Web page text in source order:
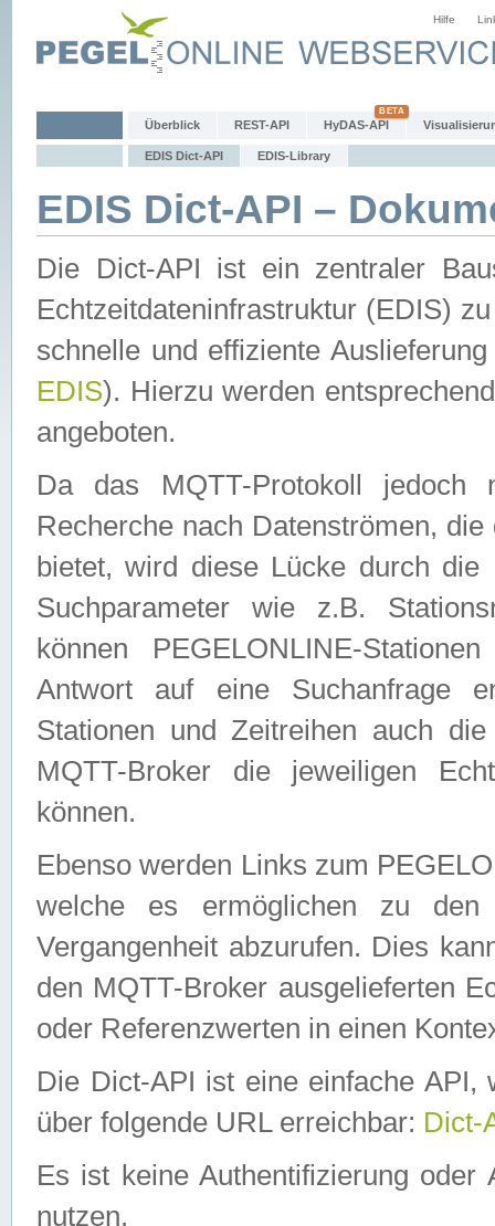
Hilfe
Überblick REST-API HyDAS-API
EDIS Dict-API EDIS-Library
EDIS Dict-API –
Die Dict-API ist ein zentraler
Echtzeitdateninfrastruktur (EDIS)
schnelle und effiziente
EDIS). Hierzu werden
angeboten.
Da das MQTT-Protokoll jedoch
Recherche nach Datenströmen,
bietet, wird diese Lücke durch die
Suchparameter wie z.B.
können PEGELONLINE-
Antwort auf eine Suchanfrage
Stationen und Zeitreihen auch
MQTT-Broker die jeweiligen
können.
Ebenso werden Links zum
welche es ermöglichen zu den
Vergangenheit abzurufen. Dies
den MQTT-Broker ausgelieferten
oder Referenzwerten in einen
Die Dict-API ist eine einfache API,
über folgende URL erreichbar: Dict-
Es ist keine Authentifizierung
nutzen.